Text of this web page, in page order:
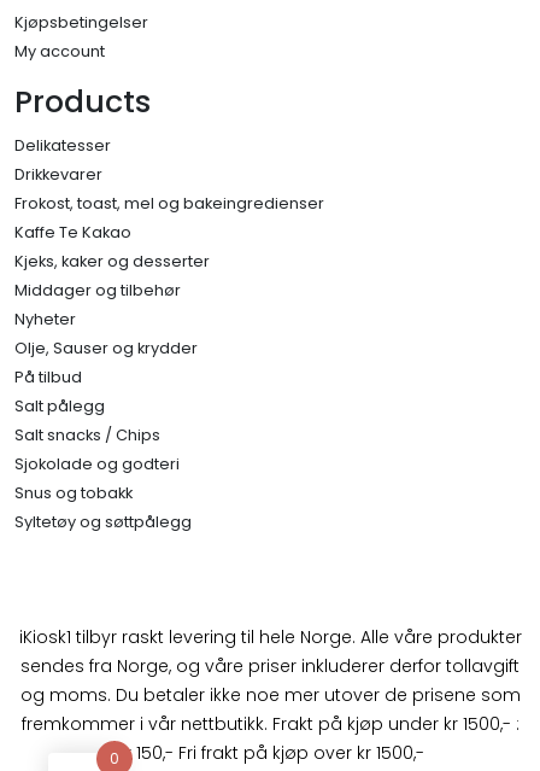
Kjøpsbetingelser
My account
Products
Delikatesser
Drikkevarer
Frokost, toast, mel og bakeingredienser
Kaffe Te Kakao
Kjeks, kaker og desserter
Middager og tilbehør
Nyheter
Olje, Sauser og krydder
På tilbud
Salt pålegg
Salt snacks / Chips
Sjokolade og godteri
Snus og tobakk
Syltetøy og søttpålegg
iKiosk1 tilbyr raskt levering til hele Norge. Alle våre produkter
sendes fra Norge, og våre priser inkluderer derfor tollavgift
og moms. Du betaler ikke noe mer utover de prisene som
fremkommer i vår nettbutikk. Frakt på kjøp under kr 1500,- :
kr 150,- Fri frakt på kjøp over kr 1500,-
0